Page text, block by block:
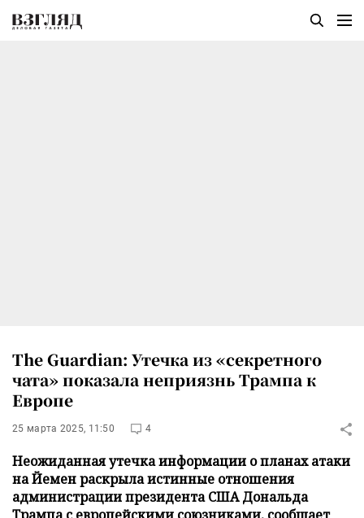
The Guardian: Утечка из «секретного
чата» показала неприязнь Трампа к
Европе
25 марта 2025, 11:50 4
Неожиданная утечка информации о планах атаки
на Йемен раскрыла истинные отношения
администрации президента США Дональда